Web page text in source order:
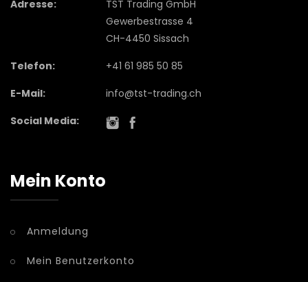
Adresse:
TST Trading GmbH
Gewerbestrasse 4
CH-4450 Sissach
Telefon:
+41 61 985 50 85
E-Mail:
info@tst-trading.ch
Social Media:
Mein Konto
Anmeldung
Mein Benutzerkonto